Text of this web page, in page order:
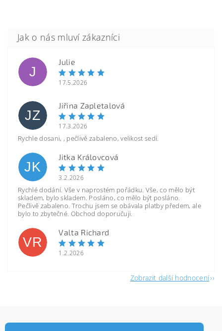
J
Julie
17.5.2026
JZ
Jiřina Zapletalová
17.3.2026
Rychle dosani, , pečlivě zabaleno, velikost sedí.
JK
Jitka Královcová
3.2.2026
Rychlé dodání. Vše v naprostém pořádku. Vše, co mělo být
skladem, bylo skladem. Posláno, co mělo být posláno.
Pečlivě zabaleno. Trochu jsem se obávala platby předem, ale
bylo to zbytečné. Obchod doporučuji.
VR
Valta Richard
1.2.2026
Zobrazit další hodnocení